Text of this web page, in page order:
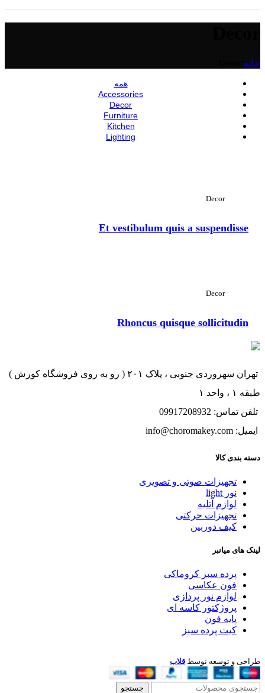
خانه
همه
Accessories
Decor
Furniture
Kitchen
Lighting
Decor
Et vestibulum quis a suspendisse
Decor
Rhoncus quisque sollicitudin
تهران سهروردی جنوبی ، پلاک ۲۰۱ ( رو به روی فروشگاه کورش )
طبقه ۱ ، واحد ۱
تلفن تماس: 09917208932
ایمیل: info@choromakey.com
دسته بندی کالا
تجهیزات صوتی و تصویری
نور light
لوازم آتلیه
تجهیزات حرکتی
کیف دوربین
لینک های میانبر
پرده سبز کروماکی
فون عکاسی
لوازم نور پردازی
پروژکتور کاسه ای
پایه فون
کیت پرده سبز
طراحی و توسعه توسط قلاب
جستجو